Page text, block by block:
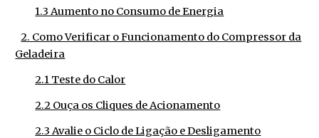
1.3 Aumento no Consumo de Energia
2. Como Verificar o Funcionamento do Compressor da
Geladeira
2.1 Teste do Calor
2.2 Ouça os Cliques de Acionamento
2.3 Avalie o Ciclo de Ligação e Desligamento